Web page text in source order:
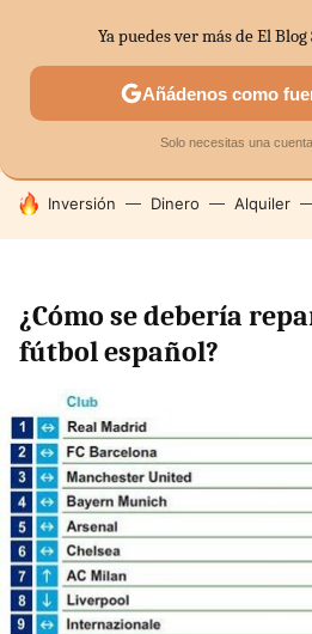
SECTORES ECONOMÍA
HOY SE HABLA DE
Inversión Dinero Alquiler
¿Cómo se debería
fútbol español?
Ya puedes ver más de El Blog
Añádenos como
Solo necesitas una